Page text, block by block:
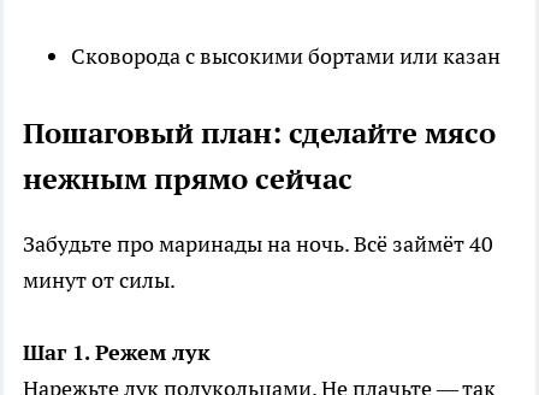
Сковорода с высокими бортами или казан
Пошаговый план: сделайте мясо
нежным прямо сейчас
Забудьте про маринады на ночь. Всё займёт 40
минут от силы.
Шаг 1. Режем лук
Нарежьте лук полукольцами. Не плачьте — так